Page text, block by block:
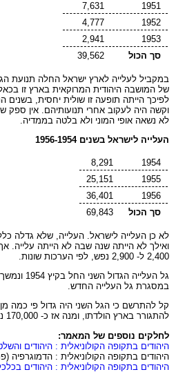
1951
7,631
1952
4,777
1953
2,941
סך הכול
39,562
לפיכך הייתה תופעה זו שולית יחסית, בשנים
לא נשאה אופי המוני ולא בלטה בממדיה.
העלייה לישראל בשנים 1956-1954
1954
8,291
1955
25,151
1956
36,401
סך הכול
69,843
2,400 ל- 2,900 נפש, לפי הערכות שונות.
במסגרת גל העלייה החדש.
להתגורר בארץ הולדתו, ומנה אז כ- 170,000 נפש.
לחלקים נוספים של המאמר:
היהודים בתקופה הקולוניאלית : היהודים
היהודים בתקופה הקולוניאלית : הדמוגרפיה
היהודים בתקופה הקולוניאלית : היהודים